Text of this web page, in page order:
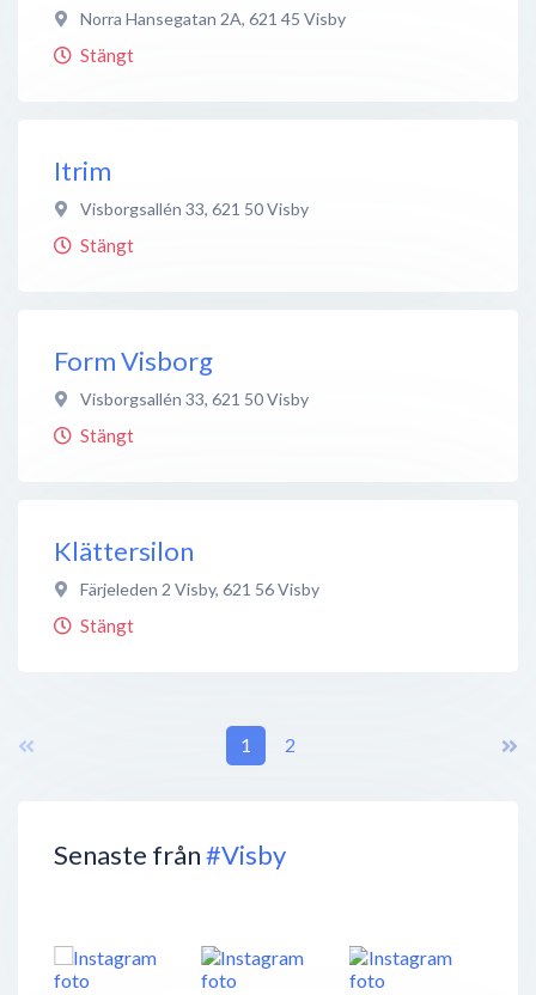
Senaste från#Visby
Norra Hansegatan 2A, 621 45 Visby
Stängt
Itrim
Visborgsallén 33, 621 50Visby
Stängt
Form Visborg
Visborgsallén 33, 621 50Visby
Stängt
Klättersilon
Färjeleden 2 Visby, 621 56Visby
Stängt
1 2